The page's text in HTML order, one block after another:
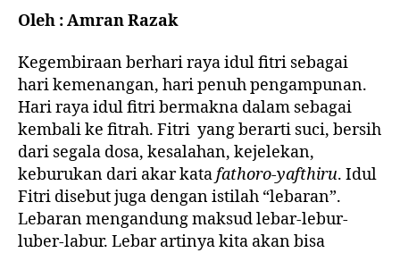
e
o
o
k
s
p
p
e
dI
n
Oleh : Amran Razak
Kegembiraan berhari raya idul fitri sebagai
hari kemenangan, hari penuh pengampunan.
Hari raya idul fitri bermakna dalam sebagai
kembali ke fitrah. Fitri yang berarti suci, bersih
dari segala dosa, kesalahan, kejelekan,
keburukan dari akar katafathoro-yafthiru. Idul
Fitri disebut juga dengan istilah “lebaran”.
Lebaran mengandung maksud lebar-lebur-
luber-labur. Lebar artinya kita akan bisa